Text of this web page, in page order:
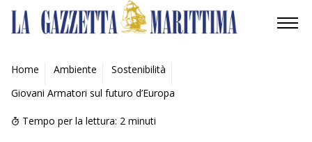
AMBIENTE
MOBILITÀ
INDUSTRIA
Home Ambiente
Sostenibilità
Giovani Armatori sul futuro d’Europa
Tempo per la lettura: 2 minuti